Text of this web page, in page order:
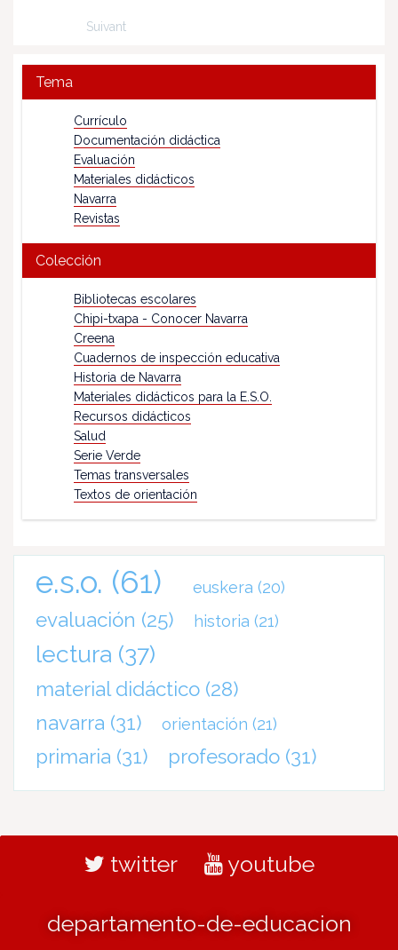
Suivant
Tema
Currículo
Documentación didáctica
Evaluación
Materiales didácticos
Navarra
Revistas
Colección
Bibliotecas escolares
Chipi-txapa - Conocer Navarra
Creena
Cuadernos de inspección educativa
Historia de Navarra
Materiales didácticos para la E.S.O.
Recursos didácticos
Salud
Serie Verde
Temas transversales
Textos de orientación
e.s.o. (61) euskera (20)
evaluación (25) historia (21)
lectura (37)
material didáctico (28)
navarra (31) orientación (21)
primaria (31) profesorado (31)
twitter youtube
departamento-de-educacion